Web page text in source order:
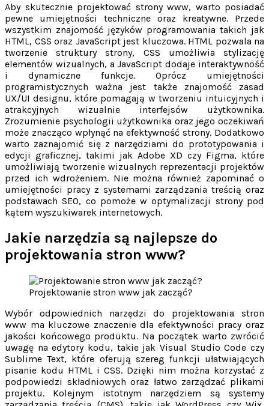
Aby skutecznie projektować strony www, warto posiadać
pewne umiejętności techniczne oraz kreatywne. Przede
wszystkim znajomość języków programowania takich jak
HTML, CSS oraz JavaScript jest kluczowa. HTML pozwala na
tworzenie struktury strony, CSS umożliwia stylizację
elementów wizualnych, a JavaScript dodaje interaktywność
i dynamiczne funkcje. Oprócz umiejętności
programistycznych ważna jest także znajomość zasad
UX/UI designu, które pomagają w tworzeniu intuicyjnych i
atrakcyjnych wizualnie interfejsów użytkownika.
Zrozumienie psychologii użytkownika oraz jego oczekiwań
może znacząco wpłynąć na efektywność strony. Dodatkowo
warto zaznajomić się z narzędziami do prototypowania i
edycji graficznej, takimi jak Adobe XD czy Figma, które
umożliwiają tworzenie wizualnych reprezentacji projektów
przed ich wdrożeniem. Nie można również zapominać o
umiejętności pracy z systemami zarządzania treścią oraz
podstawach SEO, co pomoże w optymalizacji strony pod
kątem wyszukiwarek internetowych.
Jakie narzędzia są najlepsze do
projektowania stron www?
Projektowanie stron www jak zacząć?
Wybór odpowiednich narzędzi do projektowania stron
www ma kluczowe znaczenie dla efektywności pracy oraz
jakości końcowego produktu. Na początek warto zwrócić
uwagę na edytory kodu, takie jak Visual Studio Code czy
Sublime Text, które oferują szereg funkcji ułatwiających
pisanie kodu HTML i CSS. Dzięki nim można korzystać z
podpowiedzi składniowych oraz łatwo zarządzać plikami
projektu. Kolejnym istotnym narzędziem są systemy